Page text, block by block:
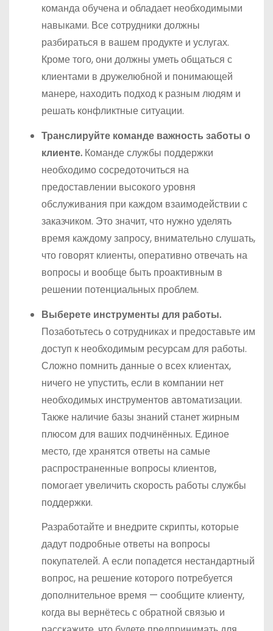
команда обучена и обладает необходимыми
навыками. Все сотрудники должны
разбираться в вашем продукте и услугах.
Кроме того, они должны уметь общаться с
клиентами в дружелюбной и понимающей
манере, находить подход к разным людям и
решать конфликтные ситуации.
Транслируйте команде важность заботы о
клиенте. Команде службы поддержки
необходимо сосредоточиться на
предоставлении высокого уровня
обслуживания при каждом взаимодействии с
заказчиком. Это значит, что нужно уделять
время каждому запросу, внимательно слушать,
что говорят клиенты, оперативно отвечать на
вопросы и вообще быть проактивным в
решении потенциальных проблем.
Выберете инструменты для работы.
Позаботьтесь о сотрудниках и предоставьте им
доступ к необходимым ресурсам для работы.
Сложно помнить данные о всех клиентах,
ничего не упустить, если в компании нет
необходимых инструментов автоматизации.
Также наличие базы знаний станет жирным
плюсом для ваших подчинённых. Единое
место, где хранятся ответы на самые
распространенные вопросы клиентов,
помогает увеличить скорость работы службы
поддержки.
Разработайте и внедрите скрипты, которые
дадут подробные ответы на вопросы
покупателей. А если попадется нестандартный
вопрос, на решение которого потребуется
дополнительное время — сообщите клиенту,
когда вы вернётесь с обратной связью и